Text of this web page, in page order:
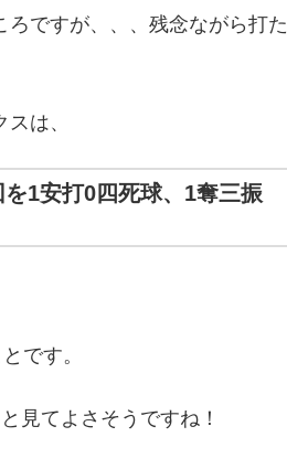
ですが、、、残念ながら打た
は、
1安打0四死球、1奪三振
です。
見てよさそうですね！